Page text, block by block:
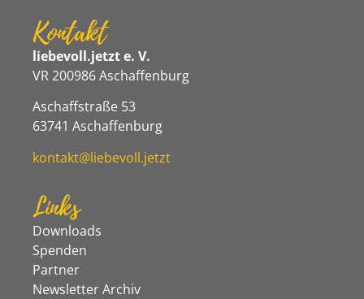
Kontakt
liebevoll.jetzt e. V.
VR 200986 Aschaffenburg
Aschaffstraße 53
63741 Aschaffenburg
kontakt@liebevoll.jetzt
Links
Downloads
Spenden
Partner
Newsletter Archiv